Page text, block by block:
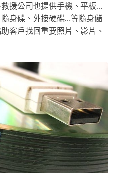
援公司也提供手機、平板…
身碟、外接硬碟…等隨身儲
客戶找回重要照片、影片、